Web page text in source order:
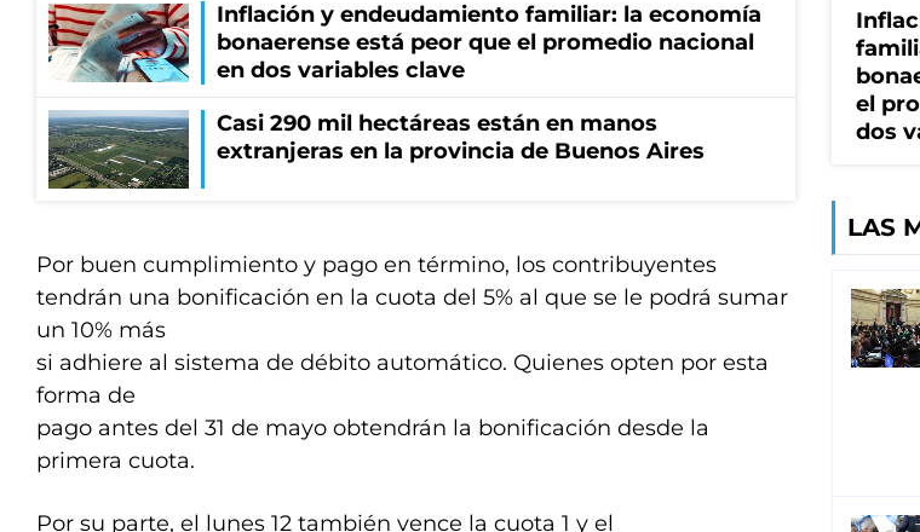
Inflación y endeudamiento familiar: la economía
bonaerense está peor que el promedio nacional
en dos variables clave
Casi 290 mil hectáreas están en manos
extranjeras en la provincia de Buenos Aires
Por buen cumplimiento y pago en término, los contribuyentes
tendrán una bonificación en la cuota del 5% al que se le podrá sumar
un 10% más
si adhiere al sistema de débito automático. Quienes opten por esta
forma de
pago antes del 31 de mayo obtendrán la bonificación desde la
primera cuota.
Por su parte, el lunes 12 también vence la cuota 1 y el
el
dos
LAS